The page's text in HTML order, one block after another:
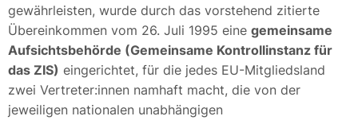
gewährleisten, wurde durch das vorstehend zitierte
Übereinkommen vom 26. Juli 1995 eine gemeinsame
Aufsichtsbehörde (Gemeinsame Kontrollinstanz für
das ZIS) eingerichtet, für die jedes EU-Mitgliedsland
zwei Vertreter:innen namhaft macht, die von der
jeweiligen nationalen unabhängigen